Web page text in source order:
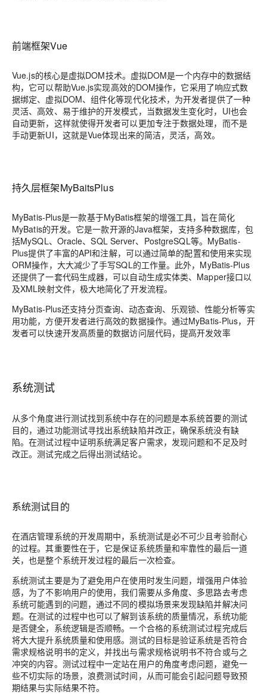
前端框架Vue
Vue.js的核心是虚拟DOM技术。虚拟DOM是一个内存中的数据结
构，它可以帮助Vue.js实现高效的DOM操作，它采用了响应式数
据绑定、虚拟DOM、组件化等现代化技术，为开发者提供了一种
灵活、高效、易于维护的开发模式，当数据发生变化时，UI也会
自动更新，这样就使得开发者可以更加专注于数据处理，而不是
手动更新UI，这就是Vue体现出来的简洁，灵活，高效。
持久层框架MyBaitsPlus
MyBatis-Plus是一款基于MyBatis框架的增强工具，旨在简化
MyBatis的开发。它是一款开源的Java框架，支持多种数据库，包
括MySQL、Oracle、SQL Server、PostgreSQL等。MyBatis-
Plus提供了丰富的API和注解，可以通过简单的配置和使用来实现
ORM操作，大大减少了手写SQL的工作量。此外，MyBatis-Plus
还提供了一套代码生成器，可以自动生成实体类、Mapper接口以
及XML映射文件，极大地简化了开发流程。
MyBatis-Plus还支持分页查询、动态查询、乐观锁、性能分析等实
用功能，方便开发者进行高效的数据操作。通过MyBatis-Plus，开
发者可以快速开发高质量的数据访问层代码，提高开发效率
系统测试
从多个角度进行测试找到系统中存在的问题是本系统首要的测试
目的，通过功能测试寻找出系统缺陷并改正，确保系统没有缺
陷。在测试过程中证明系统满足客户需求，发现问题和不足及时
改正。测试完成之后得出测试结论。
系统测试目的
在酒店管理系统的开发周期中，系统测试是必不可少且考验耐心
的过程。其重要性在于，它是保证系统质量和牢靠性的最后一道
关，也是整个系统开发过程的最后一次检查。
系统测试主要是为了避免用户在使用时发生问题，增强用户体验
感，为了不影响用户的使用，我们需要从多角度、多思路去考虑
系统可能遇到的问题，通过不同的模拟场景来发现缺陷并解决问
题。在测试的过程中也可以了解到该系统的质量情况，系统功能
是否健全，系统逻辑是否顺畅。一个合格的系统测试过程完成后
将大大提升系统质量和使用感。测试的目标是验证系统是否符合
需求规格说明书的定义，并找出与需求规格说明书不符合或与之
冲突的内容。测试过程中一定站在用户的角度考虑问题，避免一
些不切实际的场景，浪费测试时间，从而可能会引起问题导致预
期结果与实际结果不符。